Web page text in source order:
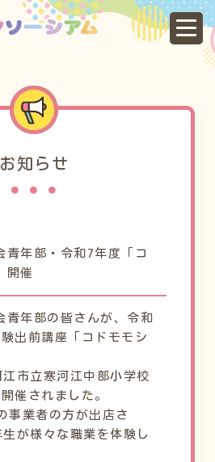
寒
お知らせ
青年部・令和7年度「コ
開催
青年部の皆さんが、令和
出前講座「コドモモシ
市立寒河江中部小学校
催されました。
事業者の方が出店さ
が様々な職業を体験し